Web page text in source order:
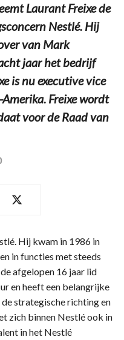
Laurant Freixe de
Nestlé. Hij
van Mark
jaar het bedrijf
is nu executive vice
Freixe wordt
voor de Raad van
Hij kwam in 1986 in
in functies met steeds
afgelopen 16 jaar lid
en heeft een belangrijke
strategische richting en
zich binnen Nestlé ook in
in het Nestlé